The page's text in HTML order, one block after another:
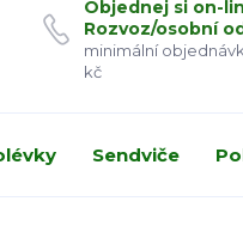
Objednej si on-
Rozvoz/osobní
minimální
kč
Sendviče